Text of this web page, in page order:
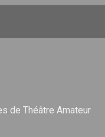
de Théâtre Amateur